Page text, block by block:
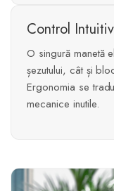
Control
O singură manetă
șezutului, cât și
Ergonomia se
mecanice inutile.